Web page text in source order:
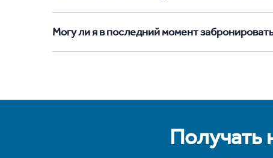
Могу ли я в последний момент
Получать